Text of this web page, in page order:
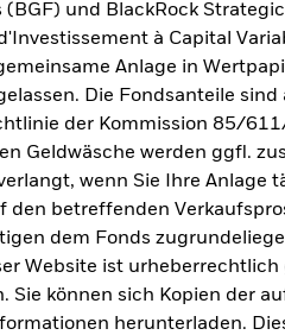
(BGF) und BlackRock
à Capital
Anlage in
Die Fondsanteile
der Kommission 85/
Geldwäsche werden ggfl.
wenn Sie Ihre Anlage
den betreffenden
dem Fonds
Website ist
Sie können sich Kopien der
herunterladen.